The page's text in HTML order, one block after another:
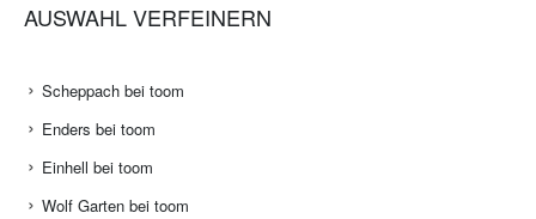
AUSWAHL VERFEINERN
Scheppach bei toom
Enders bei toom
Einhell bei toom
Wolf Garten bei toom